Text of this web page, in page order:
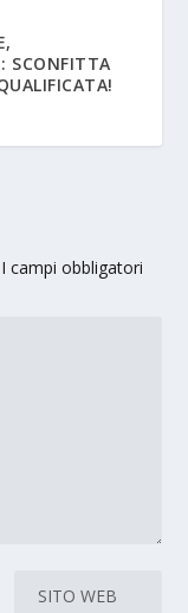
SCONFITTA
I campi obbligatori